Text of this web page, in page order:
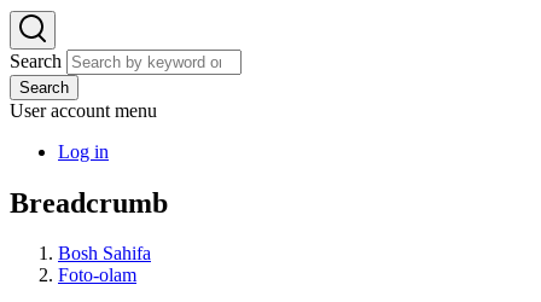
Search
Search
User account menu
Log in
Breadcrumb
Bosh Sahifa
Foto-olam